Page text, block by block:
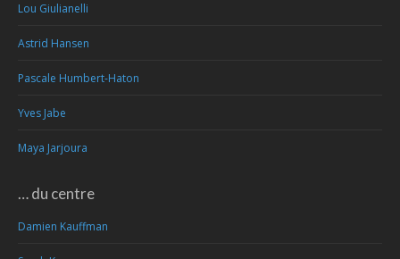
Lou Giulianelli
Astrid Hansen
Pascale Humbert-Haton
Yves Jabe
Maya Jarjoura
… du centre
Damien Kauffman